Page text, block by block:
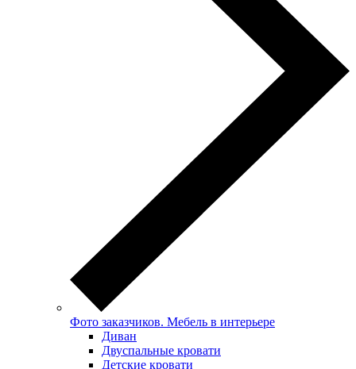
Фото заказчиков. Мебель в интерьере
Диван
Двуспальные кровати
Детские кровати